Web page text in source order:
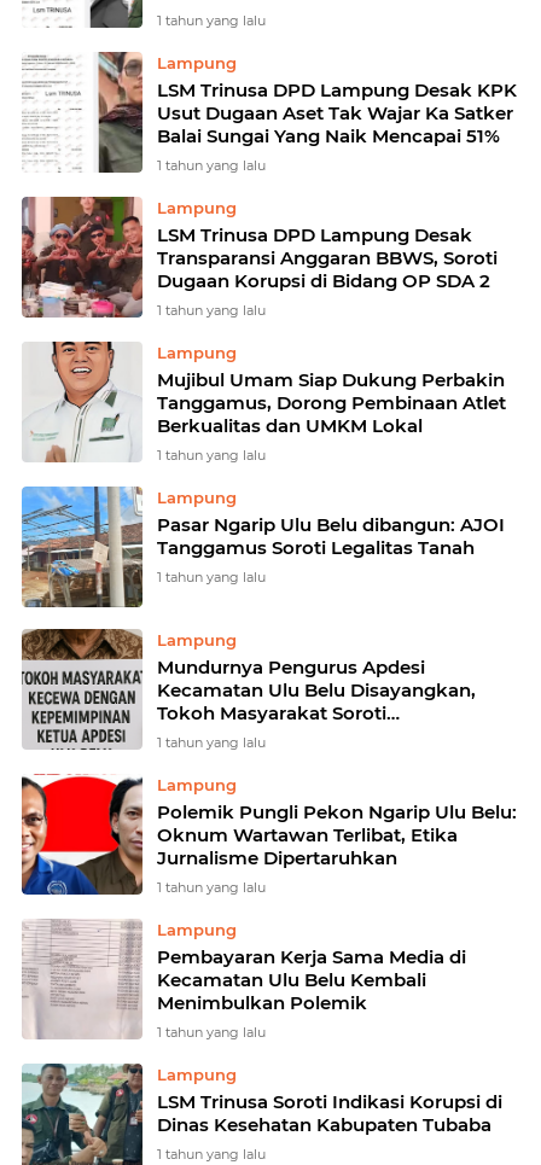
1 tahun yang lalu
Lampung
LSM Trinusa DPD Lampung Desak KPK
Usut Dugaan Aset Tak Wajar Ka Satker
Balai Sungai Yang Naik Mencapai 51%
1 tahun yang lalu
Lampung
LSM Trinusa DPD Lampung Desak
Transparansi Anggaran BBWS, Soroti
Dugaan Korupsi di Bidang OP SDA 2
1 tahun yang lalu
Lampung
Mujibul Umam Siap Dukung Perbakin
Tanggamus, Dorong Pembinaan Atlet
Berkualitas dan UMKM Lokal
1 tahun yang lalu
Lampung
Pasar Ngarip Ulu Belu dibangun: AJOI
Tanggamus Soroti Legalitas Tanah
1 tahun yang lalu
Lampung
Mundurnya Pengurus Apdesi
Kecamatan Ulu Belu Disayangkan,
Tokoh Masyarakat Soroti
Kepemimpinan Ketua
1 tahun yang lalu
Lampung
Polemik Pungli Pekon Ngarip Ulu Belu:
Oknum Wartawan Terlibat, Etika
Jurnalisme Dipertaruhkan
1 tahun yang lalu
Lampung
Pembayaran Kerja Sama Media di
Kecamatan Ulu Belu Kembali
Menimbulkan Polemik
1 tahun yang lalu
Lampung
LSM Trinusa Soroti Indikasi Korupsi di
Dinas Kesehatan Kabupaten Tubaba
1 tahun yang lalu